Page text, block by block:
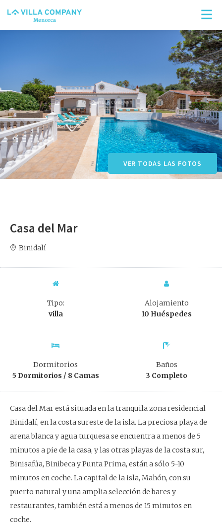
VER TODAS LAS FOTOS
Casa del Mar
Binidalí
Tipo:
villa
Alojamiento
10 Huéspedes
Dormitorios
5 Dormitorios / 8 Camas
Baños
3 Completo
Casa del Mar está situada en la tranquila zona residencial
Binidalí, en la costa sureste de la isla. La preciosa playa de
arena blanca y agua turquesa se encuentra a menos de 5
minutos a pie de la casa, y las otras playas de la costa sur,
Binisafúa, Binibeca y Punta Prima, están a sólo 5-10
minutos en coche. La capital de la isla, Mahón, con su
puerto natural y una amplia selección de bares y
restaurantes, también está a menos de 15 minutos en
coche.
Buscar